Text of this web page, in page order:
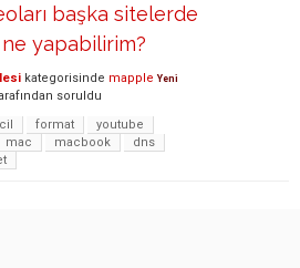
başka sitelerde
ne yapabilirim?
kategorisinde mapple Yeni
soruldu
format
youtube
mac macbook
dns